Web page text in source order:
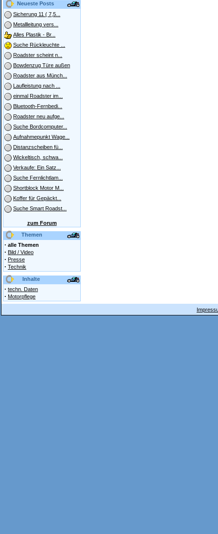
Neueste Posts
Sicherung 11 ( 7,5...
Metallleitung vers...
Alles Plastik - Br...
Suche Rückleuchte ...
Roadster scheint n...
Bowdenzug Türe außen
Roadster aus Münch...
Laufleistung nach ...
einmal Roadster im...
Bluetooth-Fernbedi...
Roadster neu aufge...
Suche Bordcomputer...
Aufnahmepunkt Wage...
Distanzscheiben fü...
Wickeltisch, schwa...
Verkaufe: Ein Satz...
Suche Fernlichtlam...
Shortblock Motor M...
Koffer für Gepäckt...
Suche Smart Roadst...
zum Forum
Themen
· alle Themen
· Bild / Video
· Presse
· Technik
Inhalte
· techn. Daten
· Motorpflege